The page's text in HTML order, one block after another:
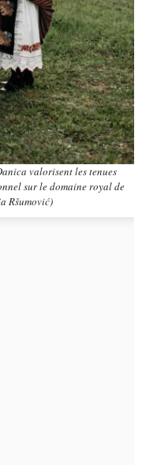
valorisent les tenues
sur le domaine royal de
Ršumović)